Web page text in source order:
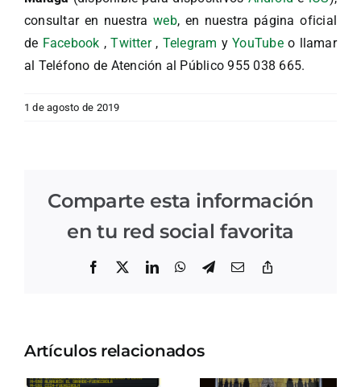
consultar en nuestraweb, en nuestra página oficial
de Facebook ,Twitter, Telegram yYouTubeo llamar
al Teléfono de Atención al Público 955 038 665.
1 de agosto de 2019
Comparte esta información
en tu red social favorita
Facebook LinkedInWhatsApp
Telegram
Correo
Artículos relacionados